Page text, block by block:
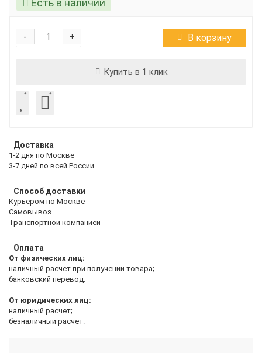
Есть в наличии
+
- В корзину
Купить в 1 клик
Доставка
1-2 дня по Москве
3-7 дней по всей России
Способ доставки
Курьером по Москве
Самовывоз
Транспортной компанией
Оплата
От физических лиц:
наличный расчет при получении товара;
банковский перевод.
От юридических лиц:
наличный расчет;
безналичный расчет.